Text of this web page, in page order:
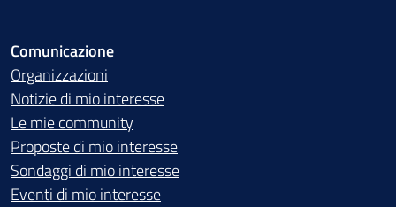
Comunicazione
Organizzazioni
Notizie di mio interesse
Le mie community
Proposte di mio interesse
Sondaggi di mio interesse
Eventi di mio interesse